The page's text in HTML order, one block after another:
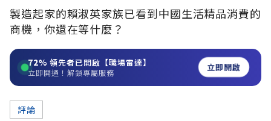
製造起家的賴淑英家族已看到中國生活精品消費的
商機，你還在等什麼？
72% 領先者已開啟【職場雷達】
立即開通！解鎖專屬服務 立即開啟
評論